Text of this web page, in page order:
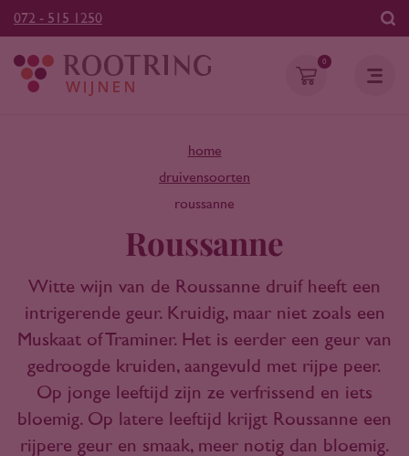
072 - 515 1250
0
home
druivensoorten
roussanne
Roussanne
Witte wijn van de Roussanne druif heeft een
intrigerende geur. Kruidig, maar niet zoals een
Muskaat of Traminer. Het is eerder een geur van
gedroogde kruiden, aangevuld met rijpe peer.
Op jonge leeftijd zijn ze verfrissend en iets
bloemig. Op latere leeftijd krijgt Roussanne een
rijpere geur en smaak, meer notig dan bloemig.